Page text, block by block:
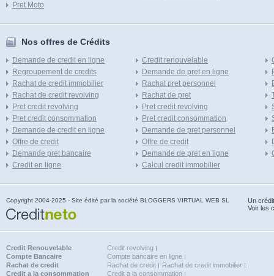
Pret Moto
Nos offres de Crédits
Demande de credit en ligne
Regroupement de credits
Rachat de credit immobilier
Rachat de credit revolving
Pret credit revolving
Pret credit consommation
Demande de credit en ligne
Offre de credit
Demande pret bancaire
Credit en ligne
Credit renouvelable
Demande de pret en ligne
Rachat pret personnel
Rachat de pret
Pret credit revolving
Pret credit consommation
Demande de pret personnel
Offre de credit
Demande de pret en ligne
Calcul credit immobilier
Copyright 2004-2025 - Site édité par la société BLOGGERS VIRTUAL WEB SL
Un
Voir les
Credit Renouvelable
Credit revolving
Compte Bancaire
Compte bancaire en ligne
Rachat de credit
Rachat de credit
Rachat de credit immobilier
Credit a la consommation
Credit a la consommation